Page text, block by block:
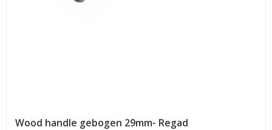
Wood handle gebogen 29mm- Regad